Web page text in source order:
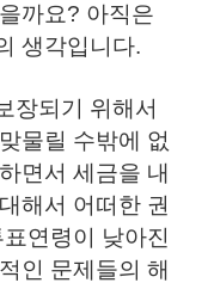
까요? 아직은
생각입니다.
장되기 위해서
물릴 수밖에 없
면서 세금을 내
해서 어떠한 권
연령이 낮아진
인 문제들의 해